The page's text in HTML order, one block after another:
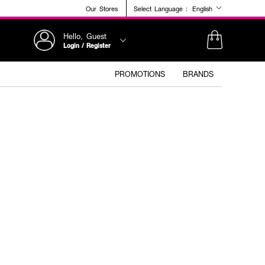
Our Stores Select Language : English
Hello, Guest
Login / Register
PROMOTIONS BRANDS